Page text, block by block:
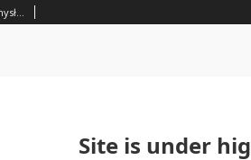
Ziemianin, pismo poświęcone rolnictwu i przemysłowi 1851 T.4